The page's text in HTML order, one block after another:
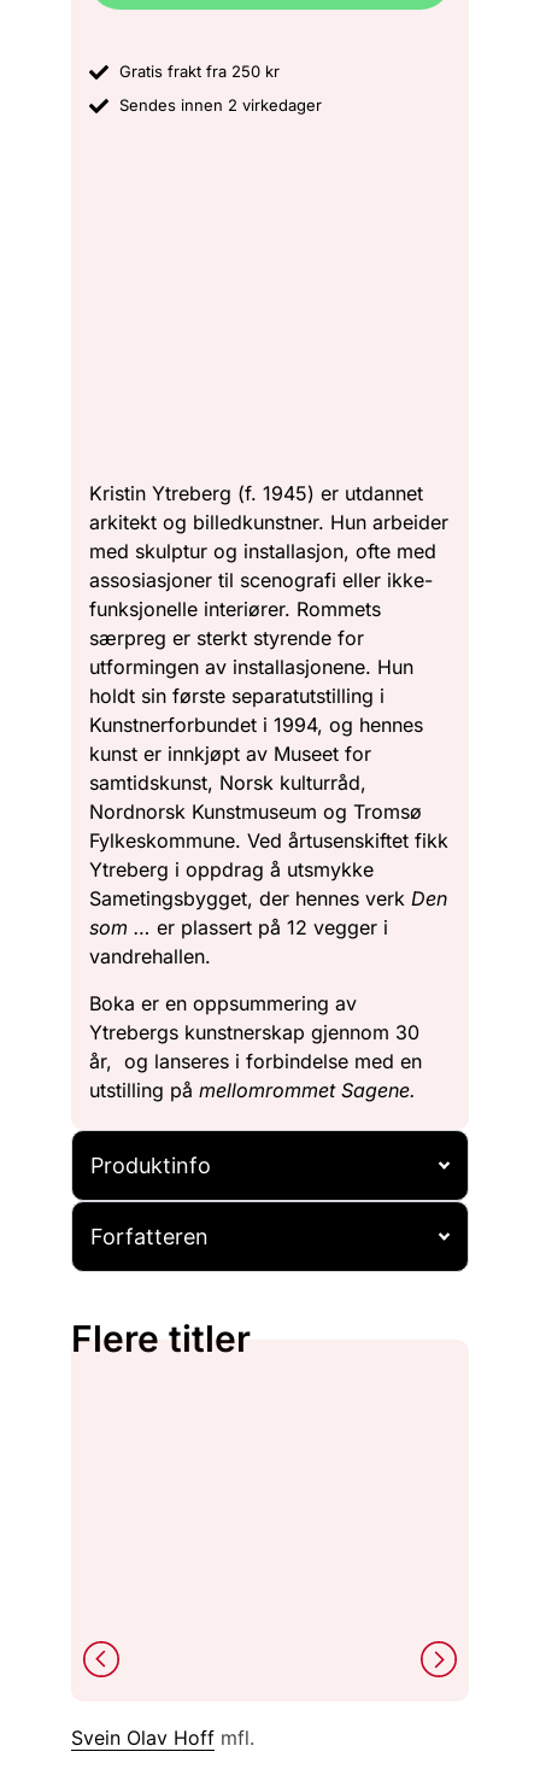
Gratis frakt fra 250 kr
Sendes innen 2 virkedager
Kristin Ytreberg (f. 1945) er utdannet
arkitekt og billedkunstner. Hun arbeider
med skulptur og installasjon, ofte med
assosiasjoner til scenografi eller ikke-
funksjonelle interiører. Rommets
særpreg er sterkt styrende for
utformingen av installasjonene. Hun
holdt sin første separatutstilling i
Kunstnerforbundet i 1994, og hennes
kunst er innkjøpt av Museet for
samtidskunst, Norsk kulturråd,
Nordnorsk Kunstmuseum og Tromsø
Fylkeskommune. Ved årtusenskiftet fikk
Ytreberg i oppdrag å utsmykke
Sametingsbygget, der hennes verk Den
som … er plassert på 12 vegger i
vandrehallen.
Boka er en oppsummering av
Ytrebergs kunstnerskap gjennom 30
år, og lanseres i forbindelse med en
utstilling på mellomrommet Sagene.
Produktinfo
Forfatteren
Flere titler
Svein Olav Hoff mfl.